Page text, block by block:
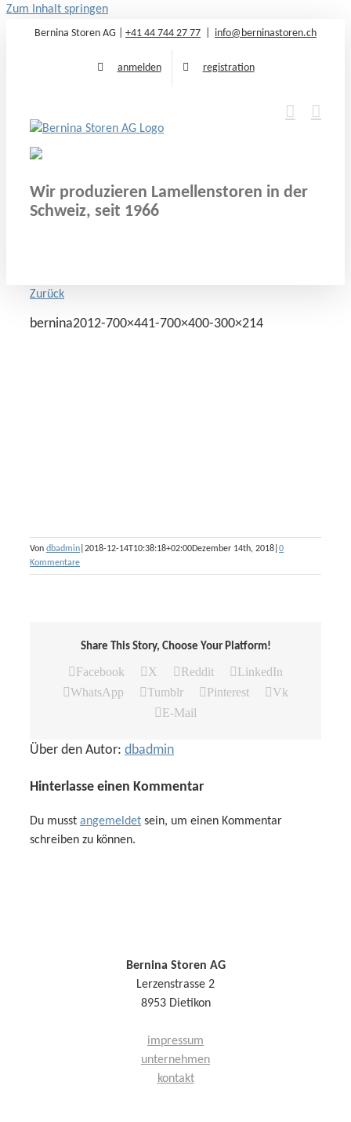
Zum Inhalt springen
Bernina Storen AG | +41 44 744 27 77 info@berninastoren.ch
anmelden registration
Wir produzieren Lamellenstoren in der
Schweiz, seit 1966
Zurück
bernina2012-700×441-700×400-300×214
Von dbadmin 2018-12-14T10:38:18+02:00Dezember 14th, 2018 0
Kommentare
Share This Story, Choose Your Platform!
Facebook X Reddit
LinkedIn
WhatsApp
Tumblr Pinterest
Vk
E-Mail
Über den Autor: dbadmin
Hinterlasse einen Kommentar
Du musst angemeldet sein, um einen Kommentar
schreiben zu können.
Bernina Storen AG
Lerzenstrasse 2
8953 Dietikon
impressum
unternehmen
kontakt